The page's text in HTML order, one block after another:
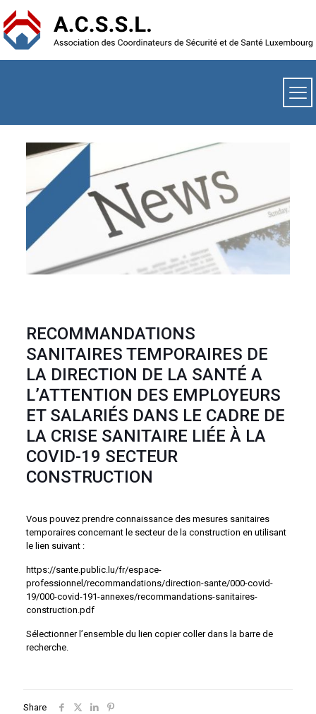
RECOMMANDATIONS
SANITAIRES TEMPORAIRES DE
LA DIRECTION DE LA SANTÉ A
L’ATTENTION DES EMPLOYEURS
ET SALARIÉS DANS LE CADRE DE
LA CRISE SANITAIRE LIÉE À LA
COVID-19 SECTEUR
CONSTRUCTION
Vous pouvez prendre connaissance des mesures sanitaires
temporaires concernant le secteur de la construction en utilisant
le lien suivant :
https://sante.public.lu/fr/espace-
professionnel/recommandations/direction-sante/000-covid-
19/000-covid-191-annexes/recommandations-sanitaires-
construction.pdf
Sélectionner l’ensemble du lien copier coller dans la barre de
recherche.
Share